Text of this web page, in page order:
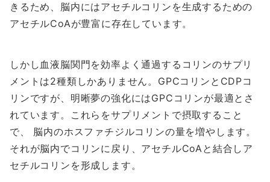
きるため、脳内にはアセチルコリンを生成するための
アセチルCoAが豊富に存在しています。
しかし血液脳関門を効率よく通過するコリンのサプリ
メントは2種類しかありません。GPCコリンとCDPコ
リンですが、明晰夢の強化にはGPCコリンが最適とさ
れています。これらをサプリメントで摂取すること
で、 脳内のホスファチジルコリンの量を増やします。
それが脳内でコリンに戻り、アセチルCoAと結合しア
セチルコリンを形成します。